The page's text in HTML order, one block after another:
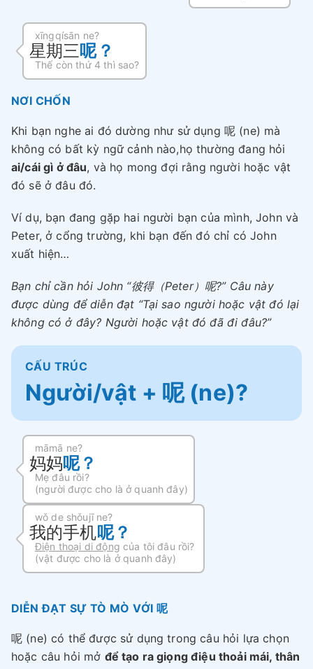
xīngqísān ne?
星期三呢？
Thế còn thứ 4 thì sao?
NƠI CHỐN
Khi bạn nghe ai đó dường như sử dụng 呢 (ne) mà
không có bất kỳ ngữ cảnh nào,họ thường đang hỏi
ai/cái gì ở đâu, và họ mong đợi rằng người hoặc vật
đó sẽ ở đâu đó.
Ví dụ, bạn đang gặp hai người bạn của mình, John và
Peter, ở cổng trường, khi bạn đến đó chỉ có John
xuất hiện…
Bạn chỉ cần hỏi John “彼得（Peter）呢?” Câu này
được dùng để diễn đạt “Tại sao người hoặc vật đó lại
không có ở đây? Người hoặc vật đó đã đi đâu?”
CẤU TRÚC
Người/vật + 呢 (ne)?
māmā ne?
妈妈呢？
Mẹ đâu rồi?
(người được cho là ở quanh đây)
wǒ de shǒujī ne?
我的手机呢？
Điện thoại di động của tôi đâu rồi?
(vật được cho là ở quanh đây)
DIỄN ĐẠT SỰ TÒ MÒ VỚI 呢
呢 (ne) có thể được sử dụng trong câu hỏi lựa chọn
hoặc câu hỏi mở để tạo ra giọng điệu thoải mái, thân